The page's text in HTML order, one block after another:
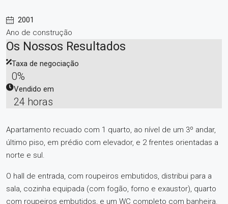
2001
Ano de construção
Os Nossos Resultados
Taxa de negociação
0%
Vendido em
24 horas
Apartamento recuado com 1 quarto, ao nível de um 3º andar,
último piso, em prédio com elevador, e 2 frentes orientadas a
norte e sul.
O hall de entrada, com roupeiros embutidos, distribui para a
sala, cozinha equipada (com fogão, forno e exaustor), quarto
com roupeiros embutidos, e um WC completo com banheira.